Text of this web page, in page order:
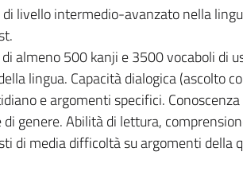
livello intermedio-avanzato nella
almeno 500 kanji e 3500 vocaboli di
lingua. Capacità dialogica (ascolto
e argomenti specifici.
genere. Abilità di lettura,
di media difficoltà su argomenti della